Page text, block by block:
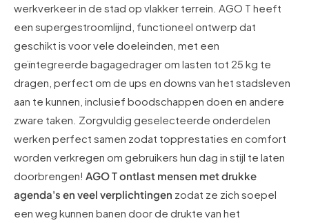
werkverkeer in de stad op vlakker terrein. AGO T heeft
een supergestroomlijnd, functioneel ontwerp dat
geschikt is voor vele doeleinden, met een
geïntegreerde bagagedrager om lasten tot 25 kg te
dragen, perfect om de ups en downs van het stadsleven
aan te kunnen, inclusief boodschappen doen en andere
zware taken. Zorgvuldig geselecteerde onderdelen
werken perfect samen zodat topprestaties en comfort
worden verkregen om gebruikers hun dag in stijl te laten
doorbrengen! AGO T ontlast mensen met drukke
agenda's en veel verplichtingen zodat ze zich soepel
een weg kunnen banen door de drukte van het